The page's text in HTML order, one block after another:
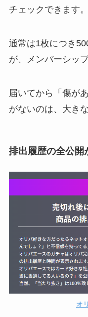
チェックできます。
通常は1枚につき
が、メンバーシッ
届いてから「傷が
がないのは、大き
排出履歴の全公開
オ